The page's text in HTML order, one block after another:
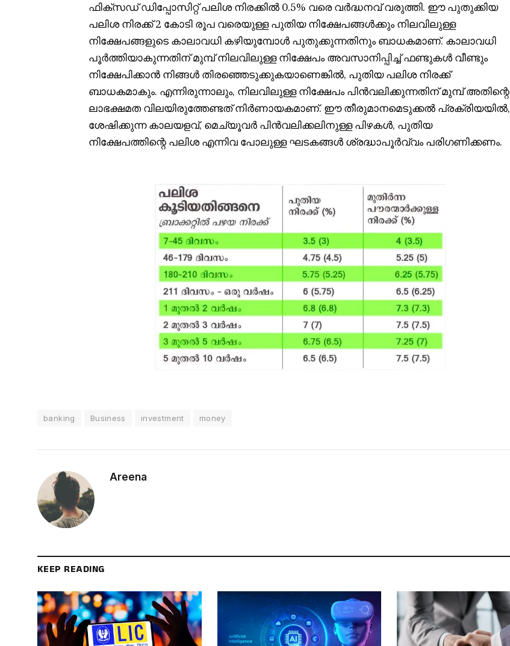
ഫിക്സഡ് ഡിപ്പോസിറ്റ് പലിശ നിരക്കിൽ 0.5% വരെ വർദ്ധനവ് വരുത്തി. ഈ പുതുക്കിയ
പലിശ നിരക്ക് 2 കോടി രൂപ വരെയുള്ള പുതിയ നിക്ഷേപങ്ങൾക്കും നിലവിലുള്ള
നിക്ഷേപങ്ങളുടെ കാലാവധി കഴിയുമ്പോൾ പുതുക്കുന്നതിനും ബാധകമാണ്. കാലാവധി
പൂർത്തിയാകുന്നതിന് മുമ്പ് നിലവിലുള്ള നിക്ഷേപം അവസാനിപ്പിച്ച് ഫണ്ടുകൾ വീണ്ടും
നിക്ഷേപിക്കാൻ നിങ്ങൾ തിരഞ്ഞെടുക്കുകയാണെങ്കിൽ, പുതിയ പലിശ നിരക്ക്
ബാധകമാകും. എന്നിരുന്നാലും, നിലവിലുള്ള നിക്ഷേപം പിൻവലിക്കുന്നതിന് മുമ്പ് അതിന്റെ
ലാഭക്ഷമത വിലയിരുത്തേണ്ടത് നിർണായകമാണ്. ഈ തീരുമാനമെടുക്കൽ പ്രക്രിയയിൽ,
ശേഷിക്കുന്ന കാലയളവ്, മെച്യൂവർ പിൻവലിക്കലിനുള്ള പിഴകൾ, പുതിയ
നിക്ഷേപത്തിന്റെ പലിശ എന്നിവ പോലുള്ള ഘടകങ്ങൾ ശ്രദ്ധാപൂർവ്വം പരിഗണിക്കണം.
banking Business investment money
Areena
KEEP READING